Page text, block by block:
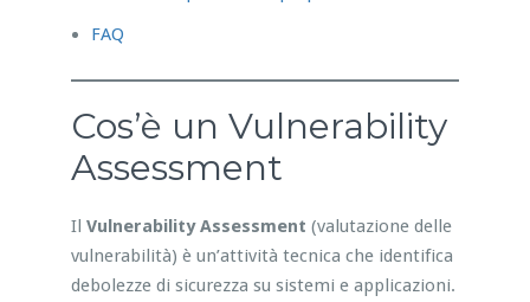
FAQ
Cos’è un Vulnerability
Assessment
Il Vulnerability Assessment (valutazione delle
vulnerabilità) è un’attività tecnica che identifica
debolezze di sicurezza su sistemi e applicazioni.